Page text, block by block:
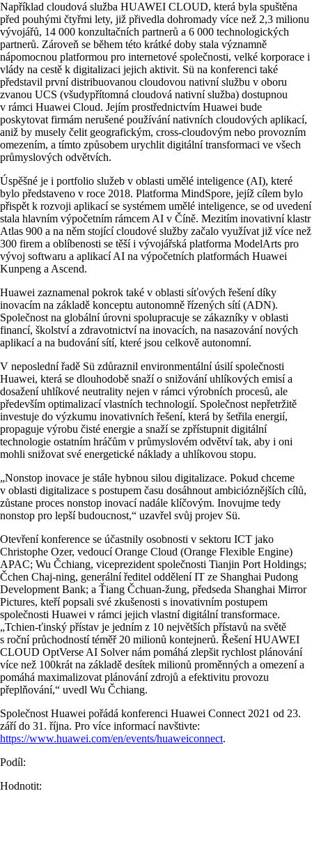
Například cloudová služba HUAWEI CLOUD, která byla spuštěna
před pouhými čtyřmi lety, již přivedla dohromady více než 2,3 milionu
vývojářů, 14 000 konzultačních partnerů a 6 000 technologických
partnerů. Zároveň se během této krátké doby stala významně
nápomocnou platformou pro internetové společnosti, velké korporace i
vlády na cestě k digitalizaci jejich aktivit. Sü na konferenci také
představil první distribuovanou cloudovou nativní službu v oboru
zvanou UCS (všudypřítomná cloudová nativní služba) dostupnou
v rámci Huawei Cloud. Jejím prostřednictvím Huawei bude
poskytovat firmám nerušené používání nativních cloudových aplikací,
aniž by musely čelit geografickým, cross-cloudovým nebo provozním
omezením, a tímto způsobem urychlit digitální transformaci ve všech
průmyslových odvětvích.
Úspěšné je i portfolio služeb v oblasti umělé inteligence (AI), které
bylo představeno v roce 2018. Platforma MindSpore, jejíž cílem bylo
přispět k rozvoji aplikací se systémem umělé inteligence, se od uvedení
stala hlavním výpočetním rámcem AI v Číně. Mezitím inovativní klastr
Atlas 900 a na něm stojící cloudové služby začalo využívat již více než
300 firem a oblíbenosti se těší i vývojářská platforma ModelArts pro
vývoj softwaru a aplikací AI na výpočetních platformách Huawei
Kunpeng a Ascend.
Huawei zaznamenal pokrok také v oblasti síťových řešení díky
inovacím na základě konceptu autonomně řízených sítí (ADN).
Společnost na globální úrovni spolupracuje se zákazníky v oblasti
financí, školství a zdravotnictví na inovacích, na nasazování nových
aplikací a na budování sítí, které jsou celkově autonomní.
V neposlední řadě Sü zdůraznil environmentální úsilí společnosti
Huawei, která se dlouhodobě snaží o snižování uhlíkových emisí a
dosažení uhlíkové neutrality nejen v rámci výrobních procesů, ale
především optimalizací vlastních technologií. Společnost nepřetržitě
investuje do výzkumu inovativních řešení, která by šetřila energií,
propaguje výrobu čisté energie a snaží se zpřístupnit digitální
technologie ostatním hráčům v průmyslovém odvětví tak, aby i oni
mohli snižovat své energetické náklady a uhlíkovou stopu.
„Nonstop inovace je stále hybnou silou digitalizace. Pokud chceme
v oblasti digitalizace s postupem času dosáhnout ambicióznějších cílů,
zůstane proces nonstop inovací nadále klíčovým. Inovujme tedy
nonstop pro lepší budoucnost,“ uzavřel svůj projev Sü.
Otevření konference se účastnily osobnosti v sektoru ICT jako
Christophe Ozer, vedoucí Orange Cloud (Orange Flexible Engine)
APAC; Wu Čchiang, viceprezident společnosti Tianjin Port Holdings;
Čchen Chaj-ning, generální ředitel oddělení IT ze Shanghai Pudong
Development Bank; a Ťiang Čchuan-žung, předseda Shanghai Mirror
Pictures, kteří popsali své zkušenosti s inovativním postupem
společnosti Huawei v rámci jejich vlastní digitální transformace.
„Tchien-ťinský přístav je jedním z 10 největších přístavů na světě
s roční průchodností téměř 20 milionů kontejnerů. Řešení HUAWEI
CLOUD OptVerse AI Solver nám pomáhá zlepšit rychlost plánování
více než 100krát na základě desítek milionů proměnných a omezení a
pomáhá maximalizovat plánování zdrojů a efektivitu provozu
přeplňování,“ uvedl Wu Čchiang.
Společnost Huawei pořádá konferenci Huawei Connect 2021 od 23.
září do 31. října. Pro více informací navštivte:
https://www.huawei.com/en/events/huaweiconnect.
Podíl:
Hodnotit: